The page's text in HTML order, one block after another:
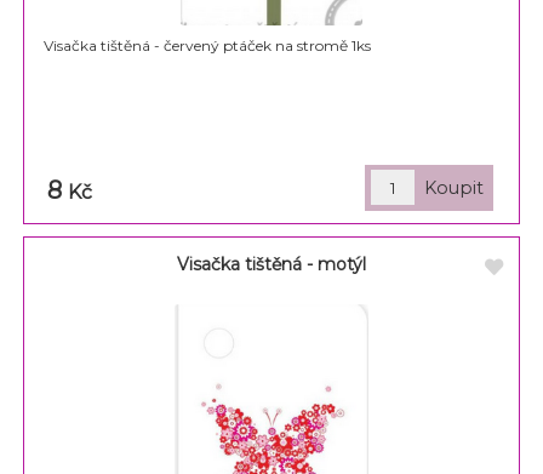
Visačka tištěná - červený ptáček na stromě 1ks
8 Kč
Visačka tištěná - motýl